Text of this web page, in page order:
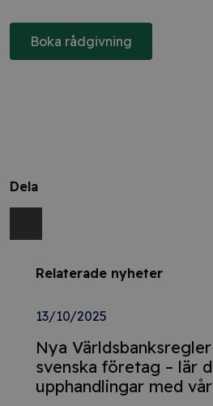
Boka rådgivning
Dela
Relaterade nyheter
13/10/2025
Nya
svenska företag – lär
upphandlingar med